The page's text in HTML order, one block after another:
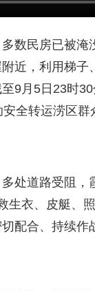
数民房已被
近，利用梯
9月5日23时
全转运涝区群
处道路受阻
生衣、皮艇、
配合、持续作